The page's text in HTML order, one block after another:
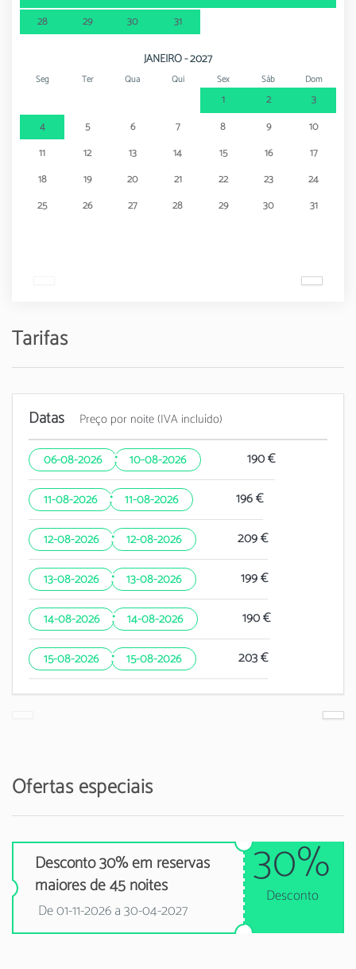
28
29 30 31
JANEIRO - 2027
Seg Ter Qua Qui Sex Sáb Dom
1 2
3
4
5 6 7 8 9
10
11
12 13 14 15 16
17
18
19 20 21 22 23
24
25
26 27 28 29 30 31
Tarifas
Datas Preço por noite (IVA incluído)
06-08-2026 · 10-08-2026 190 €
11-08-2026 · 11-08-2026 196 €
12-08-2026 · 12-08-2026 209 €
13-08-2026 · 13-08-2026 199 €
14-08-2026 · 14-08-2026 190 €
15-08-2026 · 15-08-2026 203 €
Ofertas especiais
Desconto 30% em reservas
maiores de 45 noites
De 01-11-2026 a 30-04-2027
30%
Desconto